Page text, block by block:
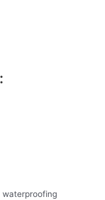
waterproofing